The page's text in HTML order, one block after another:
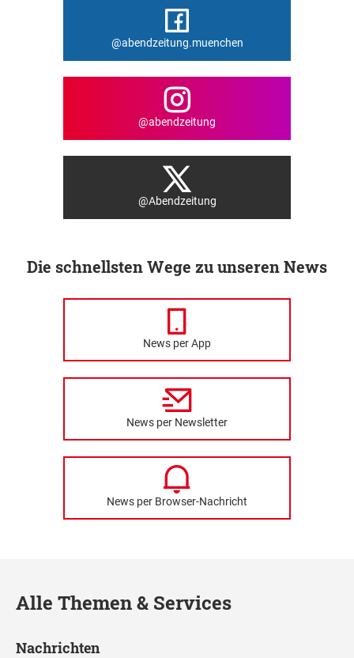
@abendzeitung.muenchen
@abendzeitung
@Abendzeitung
Die schnellsten Wege zu unseren News
News per App
News per Newsletter
News per Browser-Nachricht
Alle Themen & Services
Nachrichten